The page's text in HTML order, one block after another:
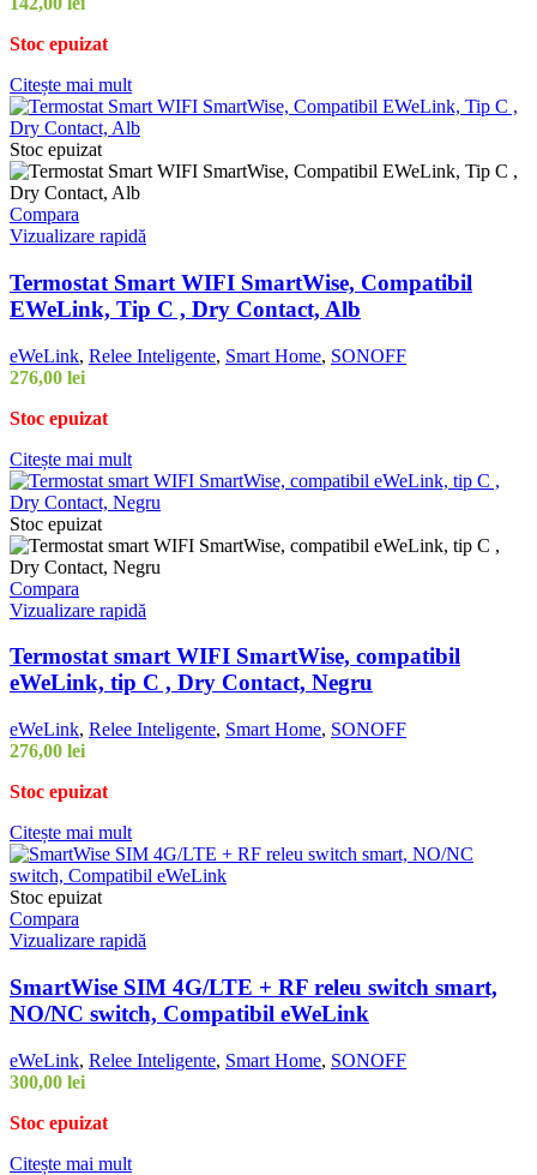
Stoc epuizat
Citește mai mult
Stoc epuizat
Compara
Vizualizare rapidă
Termostat Smart WIFI SmartWise, Compatibil
EWeLink, Tip C , Dry Contact, Alb
eWeLink, Relee Inteligente, Smart Home, SONOFF
276,00 lei
Stoc epuizat
Citește mai mult
Stoc epuizat
Compara
Vizualizare rapidă
Termostat smart WIFI SmartWise, compatibil
eWeLink, tip C , Dry Contact, Negru
eWeLink, Relee Inteligente, Smart Home, SONOFF
276,00 lei
Stoc epuizat
Citește mai mult
Stoc epuizat
Compara
Vizualizare rapidă
SmartWise SIM 4G/LTE + RF releu switch smart,
NO/NC switch, Compatibil eWeLink
eWeLink, Relee Inteligente, Smart Home, SONOFF
300,00 lei
Stoc epuizat
Citește mai mult